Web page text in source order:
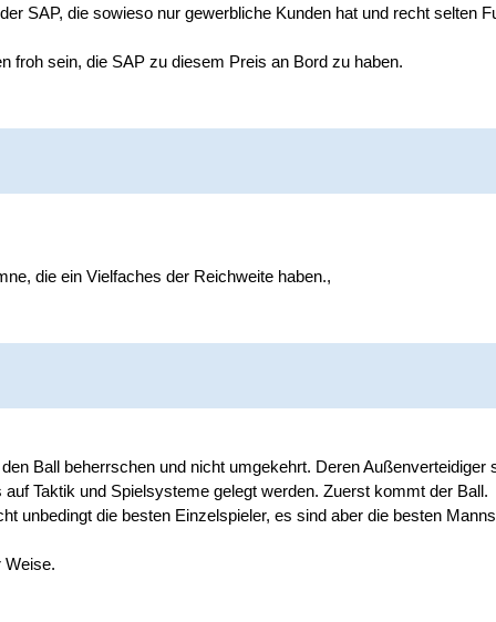
SAP, die sowieso nur gewerbliche Kunden hat und recht selten
froh sein, die SAP zu diesem Preis an Bord zu haben.
die ein Vielfaches der Reichweite haben.,
Ball beherrschen und nicht umgekehrt. Deren
Taktik und Spielsysteme gelegt werden. Zuerst kommt der Ball.
unbedingt die besten Einzelspieler, es sind aber die besten
Weise.